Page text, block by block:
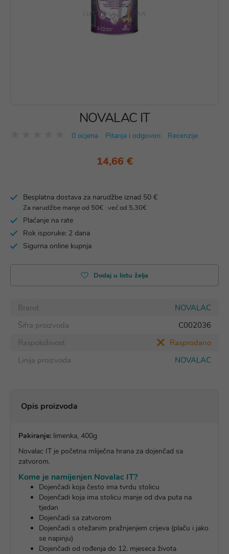
NOVALAC IT
0 ocjena Pitanja i odgovori Recenzije
14,66 €
Besplatna dostava za narudžbe iznad 50 €
Za narudžbe manje od 50€ : već od 5,30€
Plaćanje na rate
Rok isporuke: 2 dana
Sigurna online kupnja
Dodaj u listu želja
Brand
NOVALAC
Šifra proizvoda
C002036
Raspoloživost
Rasprodano
Linija proizvoda
NOVALAC
Opis proizvoda
Pakiranje: limenka, 400g
Novalac IT je početna mliječna hrana za dojenčad sa
zatvorom.
Kome je namijenjen Novalac IT?
Dojenčadi koja često ima tvrdu stolicu
Dojenčadi koja ima stolicu manje od dva puta na
tjedan
Dojenčadi sa zatvorom
Dojenčadi s otežanim pražnjenjem crijeva (plaču i jako
se napinju)
Dojenčadi od rođenja do 12. mjeseca života